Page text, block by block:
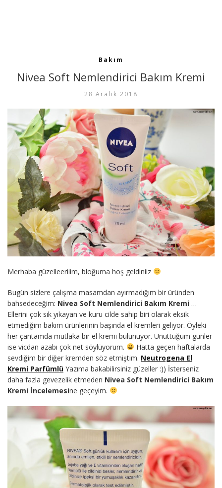
Bakım
Nivea Soft Nemlendirici Bakım Kremi
28 Aralık 2018
Merhaba güzelleeriiim, bloğuma hoş geldiniiz
Bugün sizlere çalışma masamdan ayırmadığım bir üründen
bahsedeceğim: Nivea Soft Nemlendirici Bakım Kremi …
Ellerini çok sık yıkayan ve kuru cilde sahip biri olarak eksik
etmediğim bakım ürünlerinin başında el kremleri geliyor. Öyleki
her çantamda mutlaka bir el kremi bulunuyor. Unuttuğum günler
ise vicdan azabı çok net söylüyorum.
Hatta geçen haftalarda
sevdiğim bir diğer kremden söz etmiştim. Neutrogena El
Kremi Parfümlü Yazıma bakabilirsiniz güzeller :)) İsterseniz
daha fazla gevezelik etmeden Nivea Soft Nemlendirici Bakım
Kremi İncelemesine geçeyim.